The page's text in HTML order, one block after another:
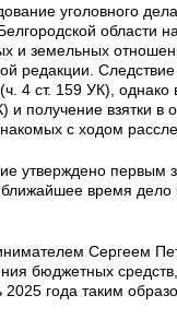
уголовного
области
и земельных
редакции.
4 ст. 159 УК), однако
и получение взятки в
с ходом
утверждено первым
время дело
Сергеем
бюджетных
года таким